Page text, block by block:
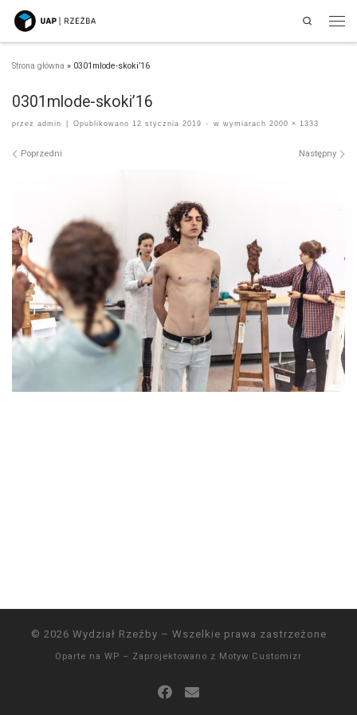
Przejdź do treści
Search
Strona główna » 0301mlode-skoki’16
0301mlode-skoki’16
przez admin Opublikowano 12 stycznia 2019 - w wymiarach 2000 × 1333
Nawigacja po obrazach
Poprzedni Następny
© 2026 Wydział Rzeźby – Wszelkie prawa zastrzeżone
Oparte na WP – Zaprojektowano z Motyw Customizr